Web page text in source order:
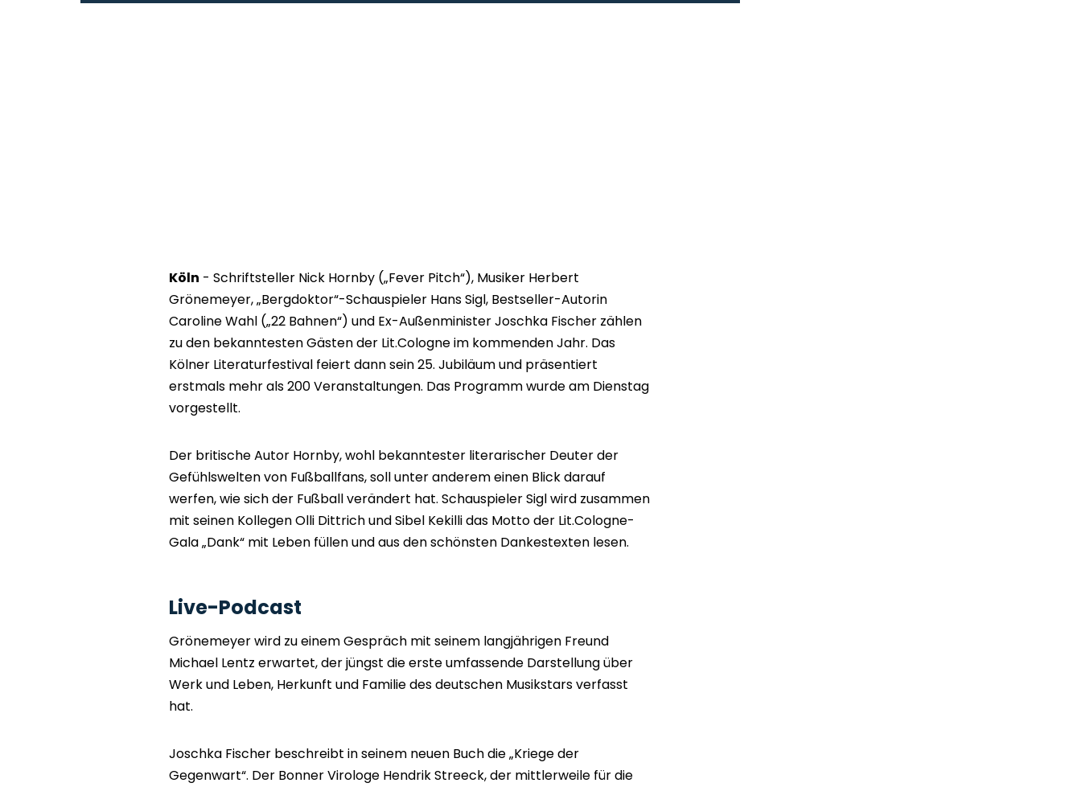
Köln - Schriftsteller Nick Hornby („Fever Pitch“), Musiker Herbert
Grönemeyer, „Bergdoktor“-Schauspieler Hans Sigl, Bestseller-Autorin
Caroline Wahl („22 Bahnen“) und Ex-Außenminister Joschka Fischer zählen
zu den bekanntesten Gästen der Lit.Cologne im kommenden Jahr. Das
Kölner Literaturfestival feiert dann sein 25. Jubiläum und präsentiert
erstmals mehr als 200 Veranstaltungen. Das Programm wurde am Dienstag
vorgestellt.
Der britische Autor Hornby, wohl bekanntester literarischer Deuter der
Gefühlswelten von Fußballfans, soll unter anderem einen Blick darauf
werfen, wie sich der Fußball verändert hat. Schauspieler Sigl wird zusammen
mit seinen Kollegen Olli Dittrich und Sibel Kekilli das Motto der Lit.Cologne-
Gala „Dank“ mit Leben füllen und aus den schönsten Dankestexten lesen.
Live-Podcast
Grönemeyer wird zu einem Gespräch mit seinem langjährigen Freund
Michael Lentz erwartet, der jüngst die erste umfassende Darstellung über
Werk und Leben, Herkunft und Familie des deutschen Musikstars verfasst
hat.
Joschka Fischer beschreibt in seinem neuen Buch die „Kriege der
Gegenwart“. Der Bonner Virologe Hendrik Streeck, der mittlerweile für die